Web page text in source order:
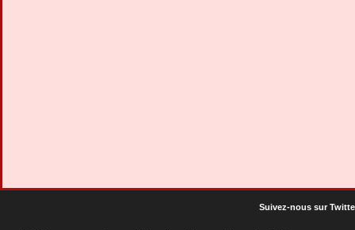
Suivez-nous sur